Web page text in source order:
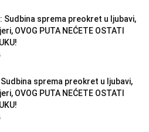
Sudbina sprema preokret u ljubavi,
OVOG PUTA NEĆETE OSTATI
Sudbina sprema preokret u ljubavi,
OVOG PUTA NEĆETE OSTATI